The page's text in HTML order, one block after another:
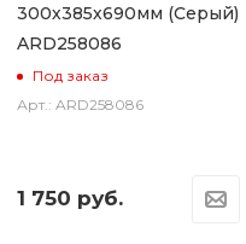
300х385х690мм (Серый)
ARD258086
Под заказ
Арт.: ARD258086
1 750 руб.